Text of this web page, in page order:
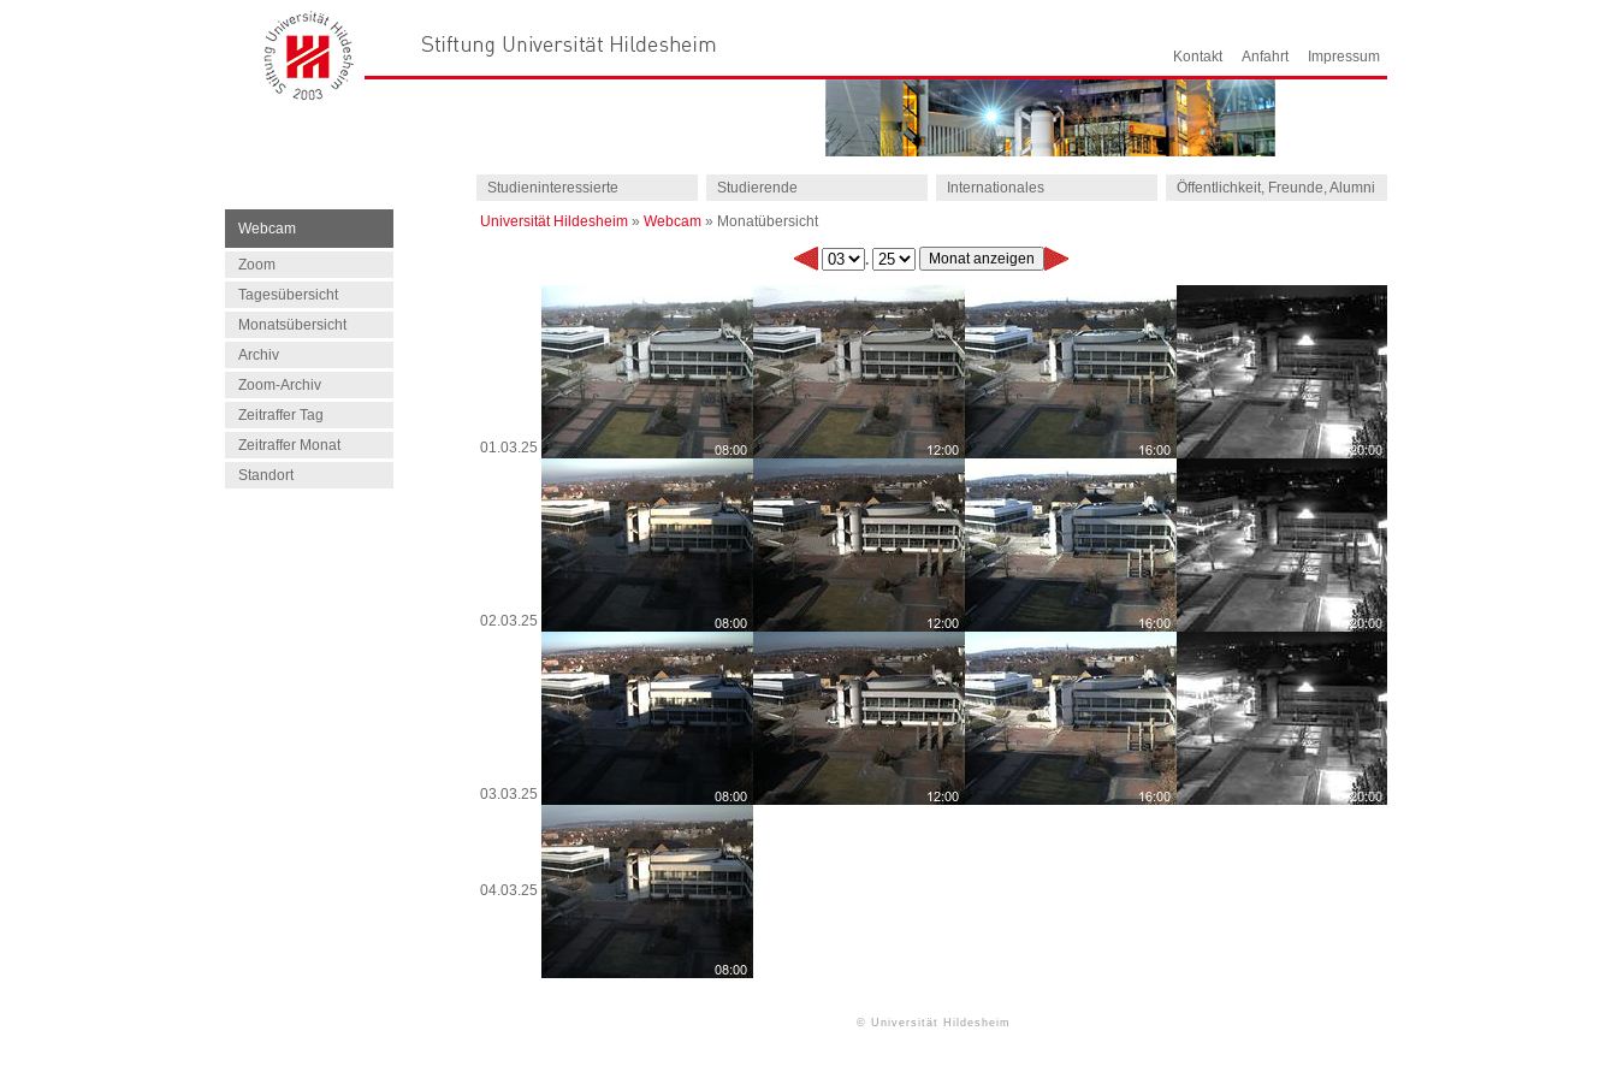
Studieninteressierte Studierende Internationales Öffentlichkeit, Freunde, Alumni
Webcam
Zoom
Tagesübersicht
Monatsübersicht
Archiv
Zoom-Archiv
Zeitraffer Tag
Zeitraffer Monat
Standort
Kontakt Anfahrt Impressum
Universität Hildesheim » Webcam » Monatübersicht
.
01.03.25
02.03.25
03.03.25
04.03.25
© Universität Hildesheim